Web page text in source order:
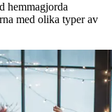
hemmagjorda
med olika typer av